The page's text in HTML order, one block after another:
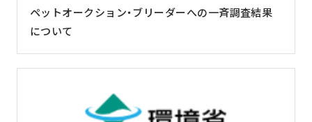
ペットオークション・ブリーダーへの一斉調査結果
について